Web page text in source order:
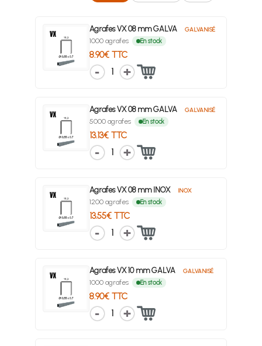
Agrafes VX 08 mm GALVA GALVANISÉ
1000 agrafes En stock
8.90€ TTC
1
Agrafes VX 08 mm GALVA GALVANISÉ
5000 agrafes En stock
13.13€ TTC
1
Agrafes VX 08 mm INOX INOX
1200 agrafes En stock
13.55€ TTC
1
Agrafes VX 10 mm GALVA GALVANISÉ
1000 agrafes En stock
8.90€ TTC
1